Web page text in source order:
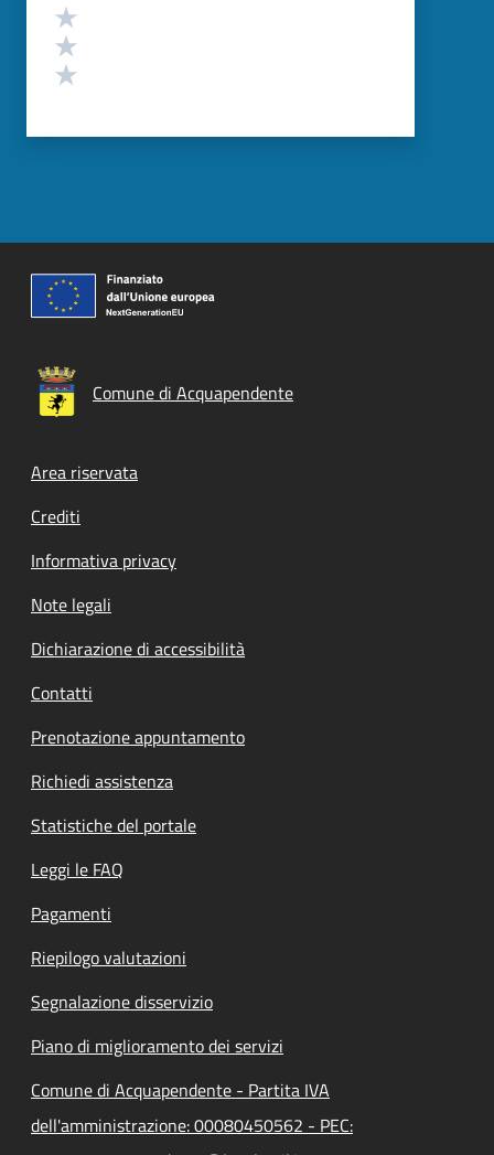
Comune di Acquapendente
Footer menu
Area riservata
Crediti
Informativa privacy
Note legali
Dichiarazione di accessibilità
Contatti
Prenotazione appuntamento
Richiedi assistenza
Statistiche del portale
Leggi le FAQ
Pagamenti
Riepilogo valutazioni
Segnalazione disservizio
Piano di miglioramento dei servizi
Comune di Acquapendente - Partita IVA
dell'amministrazione: 00080450562 - PEC: